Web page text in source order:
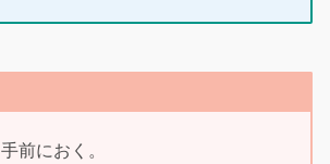
前におく。